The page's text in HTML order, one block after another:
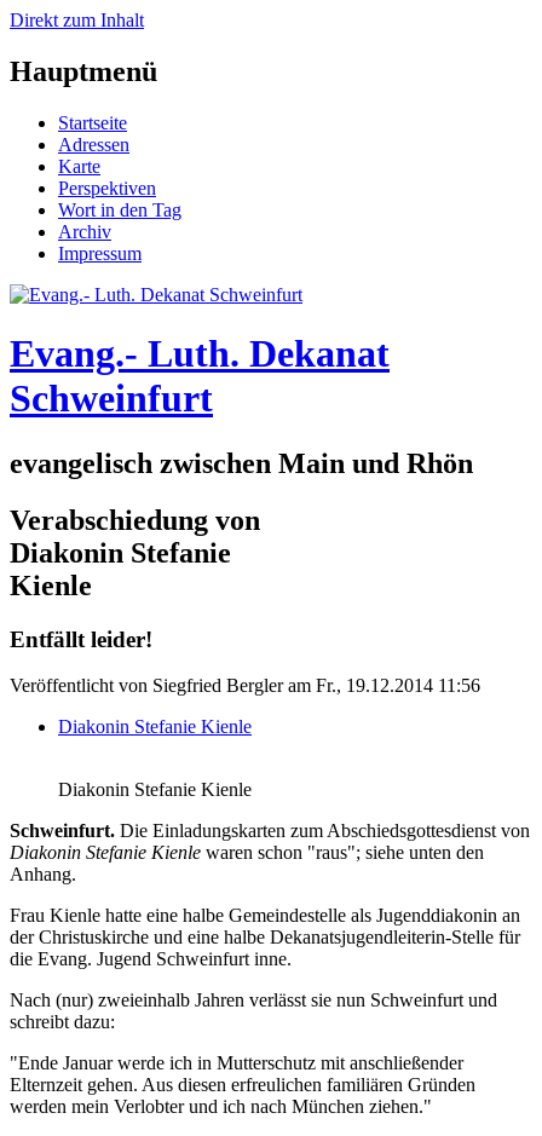
Direkt zum Inhalt
Hauptmenü
Startseite
Adressen
Karte
Perspektiven
Wort in den Tag
Archiv
Impressum
Evang.- Luth. Dekanat
Schweinfurt
evangelisch zwischen Main und Rhön
Verabschiedung von
Diakonin Stefanie
Kienle
Entfällt leider!
Veröffentlicht von Siegfried Bergleram Fr., 19.12.2014 11:56
Diakonin Stefanie Kienle
Diakonin Stefanie Kienle
Schweinfurt. Die Einladungskarten zum Abschiedsgottesdienst von
Diakonin Stefanie Kienle waren schon "raus"; siehe unten den
Anhang.
Frau Kienle hatte eine halbe Gemeindestelle als Jugenddiakonin an
der Christuskirche und eine halbe Dekanatsjugendleiterin-Stelle für
die Evang. Jugend Schweinfurt inne.
Nach (nur) zweieinhalb Jahren verlässt sie nun Schweinfurt und
schreibt dazu:
"Ende Januar werde ich in Mutterschutz mit anschließender
Elternzeit gehen. Aus diesen erfreulichen familiären Gründen
werden mein Verlobter und ich nach München ziehen."